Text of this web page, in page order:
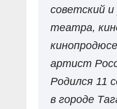
советский
театра,
артист
Родился 11
в городе